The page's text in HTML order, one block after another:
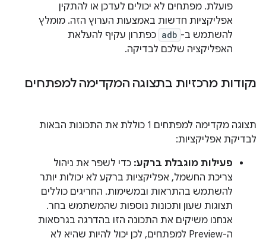
פועלת. מפתחים לא יכולים לעדכן או להתקין
אפליקציות חדשות באמצעות הערוץ הזה. מומלץ
להשתמש ב- adb כפתרון עקיף להעלאת
האפליקציה שלכם לבדיקה.
נקודות מרכזיות בתצוגה המקדימה למפתחים
תצוגה מקדימה למפתחים 1 כוללת את התכונות הבאות
לבדיקת אפליקציות:
פעילות מוגבלת ברקע: כדי לשפר את ניהול
צריכת החשמל, אפליקציות ברקע לא יכולות יותר
להשתמש בהתראות ובמשימות. החריגים כוללים
תצוגות שעון ותכונות נוספות שהמשתמש בחר.
אנחנו משיקים את התכונה הזו בהדרגה בגרסאות
ה-Preview למפתחים, לכן יכול להיות שהיא לא